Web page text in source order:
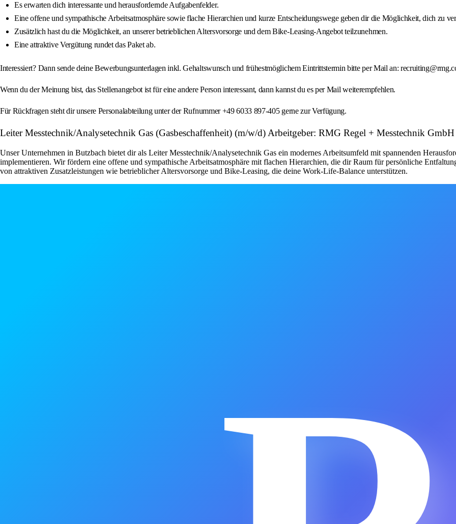
Es erwarten dich interessante und herausfordernde Aufgabenfelder.
Eine offene und sympathische Arbeitsatmosphäre sowie flache Hierarchien und kurze Entscheidungswege geben dir die Möglichkeit, dich zu
Zusätzlich hast du die Möglichkeit, an unserer betrieblichen Altersvorsorge und dem Bike-Leasing-Angebot teilzunehmen.
Eine attraktive Vergütung rundet das Paket ab.
Interessiert? Dann sende deine Bewerbungsunterlagen inkl. Gehaltswunsch und frühestmöglichem Eintrittstermin bitte per Mail an:
Wenn du der Meinung bist, das Stellenangebot ist für eine andere Person interessant, dann kannst du es per Mail weiterempfehlen.
Für Rückfragen steht dir unsere Personalabteilung unter der Rufnummer +49 6033 897-405 gerne zur Verfügung.
Leiter Messtechnik/Analysetechnik Gas (Gasbeschaffenheit) (m/w/d) Arbeitgeber: RMG Regel + Messtechnik GmbH
Unser Unternehmen in Butzbach bietet dir als Leiter Messtechnik/Analysetechnik Gas ein modernes Arbeitsumfeld mit spannenden
implementieren. Wir fördern eine offene und sympathische Arbeitsatmosphäre mit flachen Hierarchien, die dir Raum für persönliche
von attraktiven Zusatzleistungen wie betrieblicher Altersvorsorge und Bike-Leasing, die deine Work-Life-Balance unterstützen.